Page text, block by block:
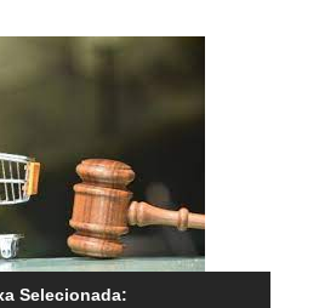
Selecionada: